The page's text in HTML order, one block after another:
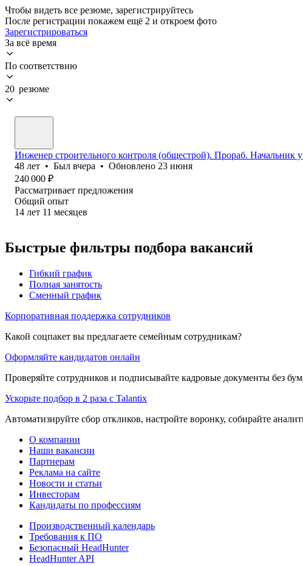
Чтобы видеть все резюме, зарегистрируйтесь
После регистрации покажем ещё 2 и откроем фото
Зарегистрироваться
За всё время
По соответствию
20 резюме
Инженер строительного контроля (общестрой). Прораб. Начальник
48 лет • Был вчера • Обновлено 23 июня
240 000 ₽
Рассматривает предложения
Общий опыт
14 лет 11 месяцев
Быстрые фильтры подбора вакансий
Гибкий график
Полная занятость
Сменный график
Корпоративная поддержка сотрудников
Какой соцпакет вы предлагаете семейным сотрудникам?
Оформляйте кандидатов онлайн
Проверяйте сотрудников и подписывайте кадровые документы без
Ускорьте подбор в 2 раза с Talantix
Автоматизируйте сбор откликов, настройте воронку, собирайте
О компании
Наши вакансии
Партнерам
Реклама на сайте
Новости и статьи
Инвесторам
Кандидаты по профессиям
Производственный календарь
Требования к ПО
Безопасный HeadHunter
HeadHunter API